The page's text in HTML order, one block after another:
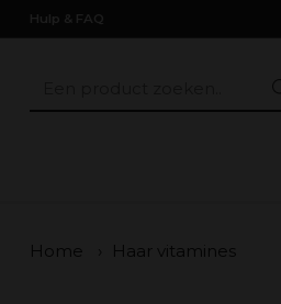
Hulp & FAQ
Home Haar vitamines